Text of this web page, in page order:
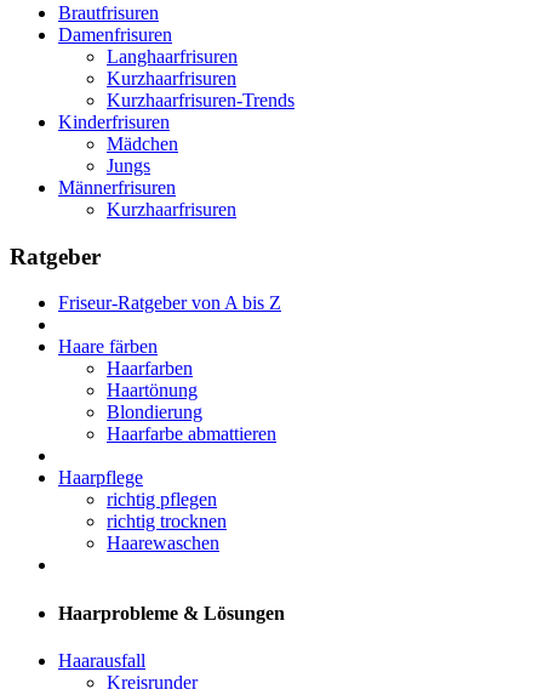
Brautfrisuren
Damenfrisuren
Langhaarfrisuren
Kurzhaarfrisuren
Kurzhaarfrisuren-Trends
Kinderfrisuren
Mädchen
Jungs
Männerfrisuren
Kurzhaarfrisuren
Ratgeber
Friseur-Ratgeber von A bis Z
Haare färben
Haarfarben
Haartönung
Blondierung
Haarfarbe abmattieren
Haarpflege
richtig pflegen
richtig trocknen
Haarewaschen
Haarprobleme & Lösungen
Haarausfall
Kreisrunder